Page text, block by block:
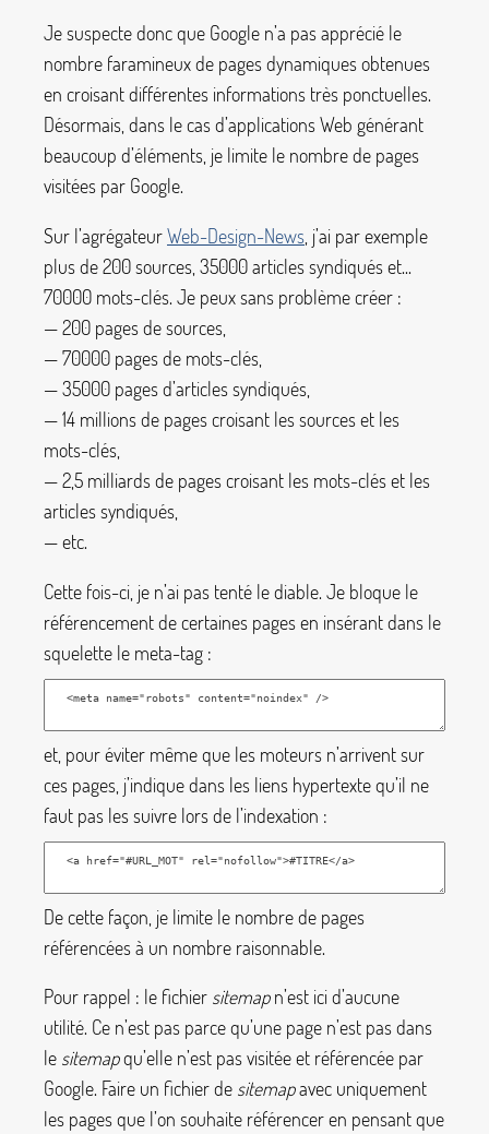
Je suspecte donc que Google n’a pas apprécié le
nombre faramineux de pages dynamiques obtenues
en croisant différentes informations très ponctuelles.
Désormais, dans le cas d’applications Web générant
beaucoup d’éléments, je limite le nombre de pages
visitées par Google.
Sur l’agrégateurWeb-Design-News , j’ai par exemple
plus de 200 sources, 35000 articles syndiqués et...
70000 mots-clés. Je peux sans problème créer :
— 200 pages de sources,
— 70000 pages de mots-clés,
— 35000 pages d’articles syndiqués,
— 14 millions de pages croisant les sources et les
mots-clés,
— 2,5 milliards de pages croisant les mots-clés et les
articles syndiqués,
— etc.
Cette fois-ci, je n’ai pas tenté le diable. Je bloque le
référencement de certaines pages en insérant dans le
squelette le meta-tag :
et, pour éviter même que les moteurs n’arrivent sur
ces pages, j’indique dans les liens hypertexte qu’il ne
faut pas les suivre lors de l’indexation :
De cette façon, je limite le nombre de pages
référencées à un nombre raisonnable.
Pour rappel : le fichier sitemapn’est ici d’aucune
utilité. Ce n’est pas parce qu’une page n’est pas dans
le sitemapqu’elle n’est pas visitée et référencée par
Google. Faire un fichier de sitemapavec uniquement
les pages que l’on souhaite référencer en pensant que